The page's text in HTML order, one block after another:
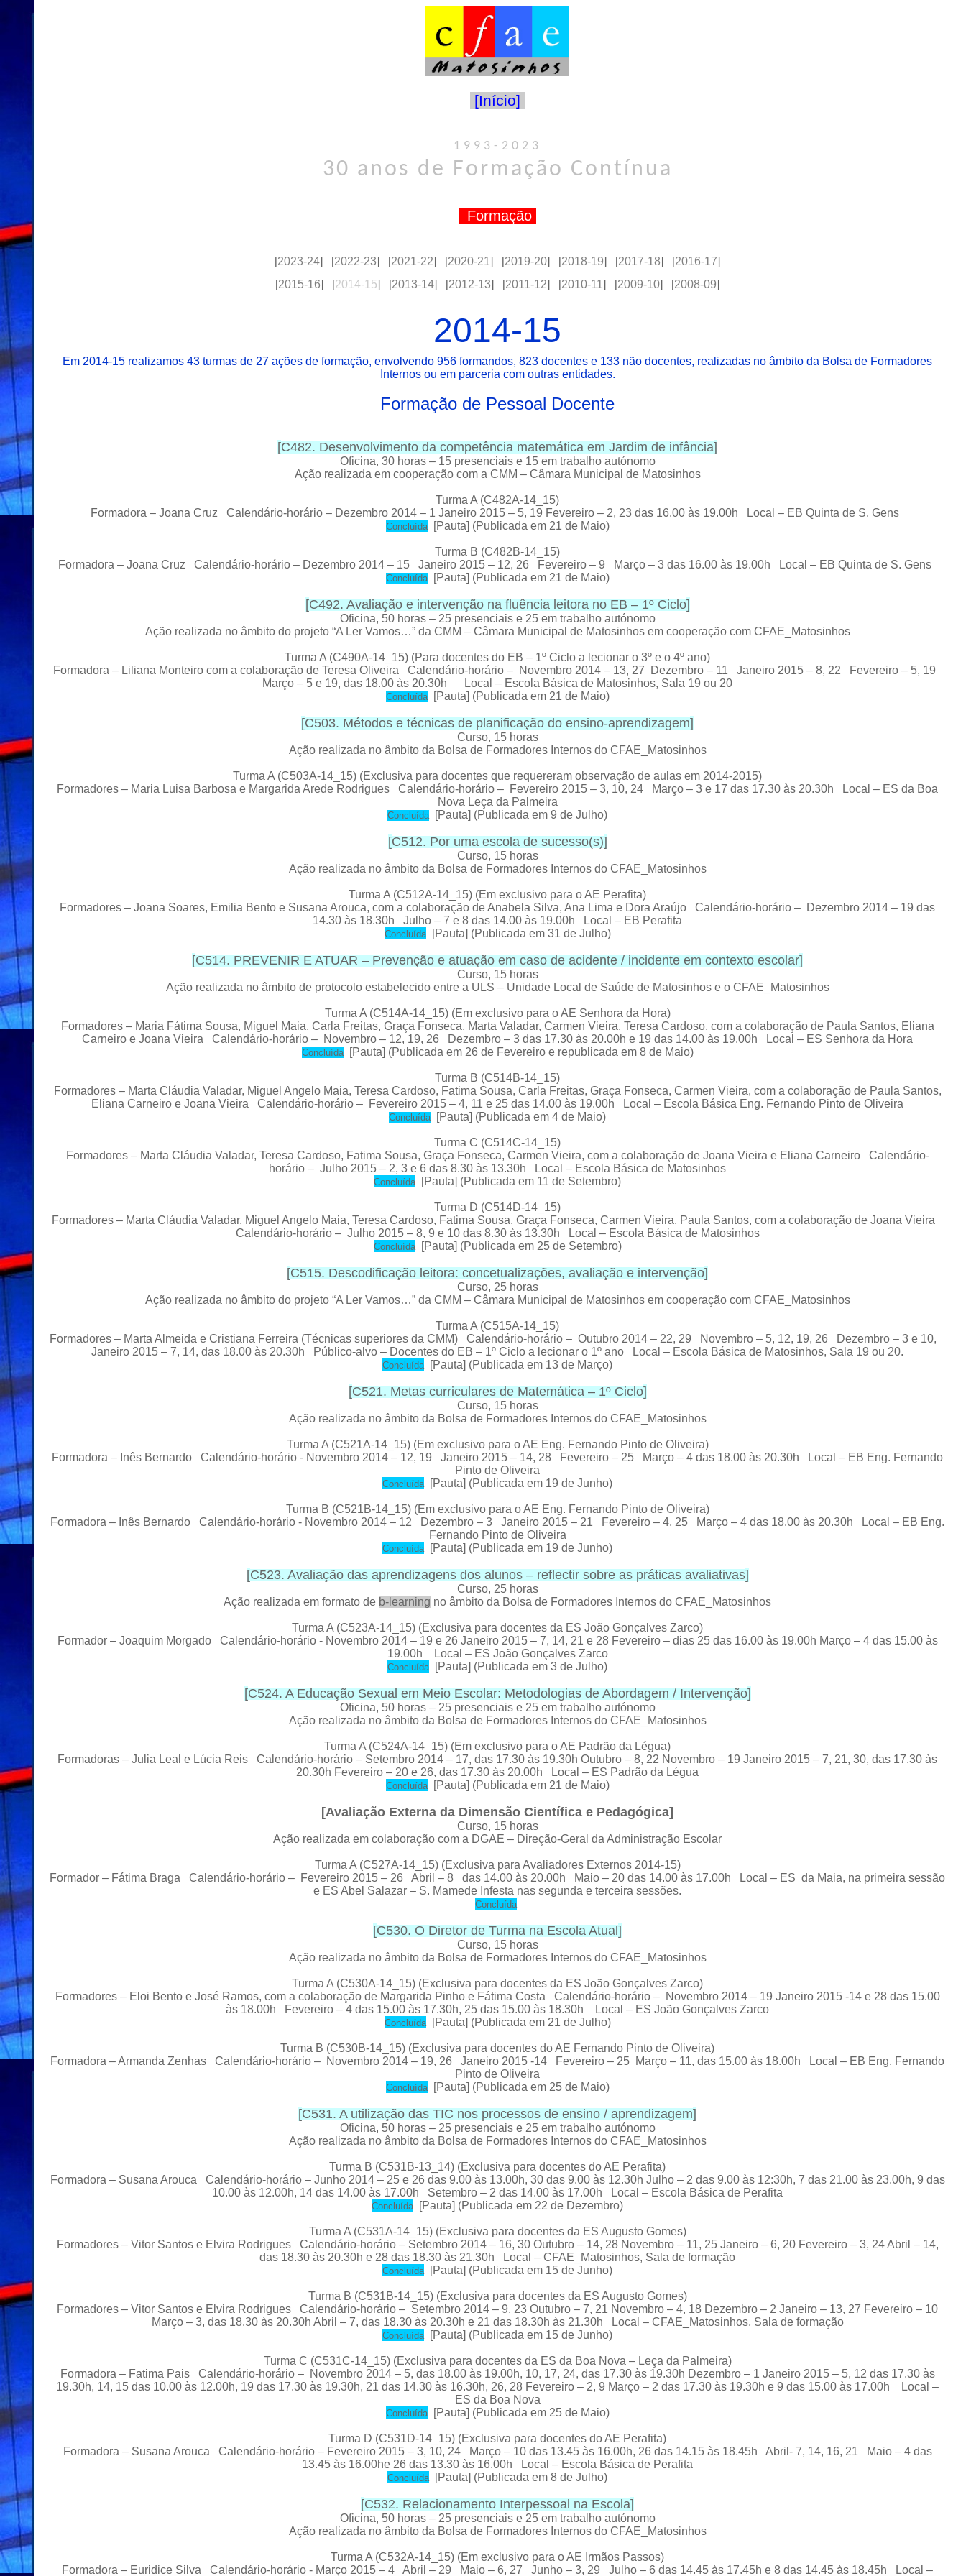
[Início]
1993-2023
30 anos de Formação Contínua
Formação
[2023-24] [2022-23] [2021-22] [2020-21] [2019-20] [2018-19] [2017-18] [2016-17]
[2015-16] [2014-15] [2013-14] [2012-13] [2011-12] [2010-11] [2009-10] [2008-09]
2014-15
Em 2014-15 realizamos 43 turmas de 27 ações de formação, envolvendo 956 formandos, 823 docentes e 133 não docentes, realizadas no âmbito da Bolsa de Formadores
Internos ou em parceria com outras entidades.
Formação de Pessoal Docente
[C482. Desenvolvimento da competência matemática em Jardim de infância]
Oficina, 30 horas– 15 presenciais e 15 em trabalho autónomo
Ação realizada em cooperação com a CMM – Câmara Municipal de Matosinhos
Turma A (C482A-14_15)
Formadora – Joana Cruz Calendário-horário – Dezembro 2014 – 1 Janeiro 2015 – 5, 19 Fevereiro – 2, 23 das 16.00 às 19.00h Local – EB Quinta de S. Gens
Concluída[Pauta] (Publicada em 21 de Maio)
Turma B (C482B-14_15)
Formadora – Joana Cruz Calendário-horário – Dezembro 2014 – 15 Janeiro 2015 – 12, 26 Fevereiro – 9 Março – 3 das 16.00 às 19.00h Local – EB Quinta de S. Gens
Concluída[Pauta] (Publicada em 21 de Maio)
[C492. Avaliação e intervenção na fluência leitora no EB – 1º Ciclo]
Oficina, 50 horas– 25 presenciais e 25 em trabalho autónomo
Ação realizada no âmbito do projeto “A Ler Vamos…” da CMM – Câmara Municipal de Matosinhos em cooperação com CFAE_Matosinhos
Turma A (C490A-14_15) (Para docentes do EB – 1º Ciclo a lecionar o 3º e o 4º ano)
Formadora – Liliana Monteiro com a colaboração de Teresa Oliveira Calendário-horário – Novembro 2014 – 13, 27 Dezembro – 11 Janeiro 2015 – 8, 22 Fevereiro – 5, 19
Março – 5 e 19, das 18.00 às 20.30h Local – Escola Básica de Matosinhos, Sala 19 ou 20
Concluída[Pauta] (Publicada em 21 de Maio)
[C503. Métodos e técnicas de planificação do ensino-aprendizagem]
Curso, 15 horas
Ação realizada no âmbito da Bolsa de Formadores Internos do CFAE_Matosinhos
Turma A (C503A-14_15) (Exclusiva para docentes que requereram observação de aulas em 2014-2015)
Formadores – Maria Luisa Barbosa e Margarida Arede Rodrigues Calendário-horário – Fevereiro 2015 – 3, 10, 24 Março – 3 e 17 das 17.30 às 20.30h Local – ES da Boa
Nova Leça da Palmeira
Concluída [Pauta] (Publicada em 9 de Julho)
[C512. Por uma escola de sucesso(s)]
Curso, 15 horas
Ação realizada no âmbito da Bolsa de Formadores Internos do CFAE_Matosinhos
Turma A (C512A-14_15) (Em exclusivo para o AE Perafita)
Formadores – Joana Soares, Emilia Bento e Susana Arouca, com a colaboração de Anabela Silva, Ana Lima e Dora Araújo Calendário-horário – Dezembro 2014 – 19 das
14.30 às 18.30h Julho – 7 e 8 das 14.00 às 19.00h Local – EB Perafita
Concluída[Pauta] (Publicada em 31 de Julho)
[C514. PREVENIR E ATUAR – Prevenção e atuação em caso de acidente / incidente em contexto escolar]
Curso, 15 horas
Ação realizada no âmbito de protocolo estabelecido entre a ULS – Unidade Local de Saúde de Matosinhos e o CFAE_Matosinhos
Turma A (C514A-14_15) (Em exclusivo para o AE Senhora da Hora)
Formadores – Maria Fátima Sousa, Miguel Maia, Carla Freitas, Graça Fonseca, Marta Valadar, Carmen Vieira, Teresa Cardoso, com a colaboração de Paula Santos, Eliana
Carneiro e Joana Vieira Calendário-horário – Novembro – 12, 19, 26 Dezembro – 3 das 17.30 às 20.00h e 19 das 14.00 às 19.00h Local – ES Senhora da Hora
Concluída[Pauta] (Publicada em 26 de Fevereiro e republicada em 8 de Maio)
Turma B (C514B-14_15)
Formadores – Marta Cláudia Valadar, Miguel Angelo Maia, Teresa Cardoso, Fatima Sousa, Carla Freitas, Graça Fonseca, Carmen Vieira, com a colaboração de Paula Santos,
Eliana Carneiro e Joana Vieira Calendário-horário – Fevereiro 2015 – 4, 11 e 25 das 14.00 às 19.00h Local – Escola Básica Eng. Fernando Pinto de Oliveira
Concluída [Pauta] (Publicada em 4 de Maio)
Turma C (C514C-14_15)
Formadores – Marta Cláudia Valadar, Teresa Cardoso, Fatima Sousa, Graça Fonseca, Carmen Vieira, com a colaboração de Joana Vieira e Eliana CarneiroCalendário-
horário – Julho 2015 – 2, 3 e 6 das 8.30 às 13.30h Local – Escola Básica de Matosinhos
Concluída [Pauta] (Publicada em 11 de Setembro)
Turma D (C514D-14_15)
Formadores – Marta Cláudia Valadar, Miguel Angelo Maia, Teresa Cardoso, Fatima Sousa, Graça Fonseca, Carmen Vieira, Paula Santos, com a colaboração de Joana Vieira
Calendário-horário – Julho 2015 – 8, 9 e 10 das 8.30 às 13.30h Local – Escola Básica de Matosinhos
Concluída[Pauta] (Publicada em 25 de Setembro)
[C515. Descodificação leitora: concetualizações, avaliação e intervenção]
Curso, 25 horas
Ação realizada no âmbito do projeto “A Ler Vamos…” da CMM – Câmara Municipal de Matosinhos em cooperação com CFAE_Matosinhos
Turma A (C515A-14_15)
Formadores – Marta Almeida e Cristiana Ferreira (Técnicas superiores da CMM) Calendário-horário – Outubro 2014 – 22, 29 Novembro – 5, 12, 19, 26 Dezembro – 3 e 10,
Janeiro 2015 – 7, 14, das 18.00 às 20.30h
Público-alvo – Docentes do EB – 1º Ciclo a lecionar o 1º ano Local – Escola Básica de Matosinhos, Sala 19 ou 20.
Concluída [Pauta] (Publicada em 13 de Março)
[C521. Metas curriculares de Matemática – 1º Ciclo]
Curso, 15 horas
Ação realizada no âmbito da Bolsa de Formadores Internos do CFAE_Matosinhos
Turma A (C521A-14_15) (Em exclusivo para o AE Eng. Fernando Pinto de Oliveira)
Formadora – Inês Bernardo Calendário-horário - Novembro 2014 – 12, 19 Janeiro 2015 – 14, 28 Fevereiro – 25 Março – 4 das 18.00 às 20.30h Local – EB Eng. Fernando
Pinto de Oliveira
Concluída [Pauta] (Publicada em 19 de Junho)
Turma B (C521B-14_15) (Em exclusivo para o AE Eng. Fernando Pinto de Oliveira)
Formadora – Inês Bernardo Calendário-horário - Novembro 2014 – 12 Dezembro – 3 Janeiro 2015 – 21 Fevereiro – 4, 25 Março – 4 das 18.00 às 20.30h Local – EB Eng.
Fernando Pinto de Oliveira
Concluída [Pauta] (Publicada em 19 de Junho)
[C523. Avaliação das aprendizagens dos alunos – reflectir sobre as práticas avaliativas]
Curso, 25 horas
Ação realizada em formato de b-learning no âmbito da Bolsa de Formadores Internos do CFAE_Matosinhos
Turma A (C523A-14_15) (Exclusiva para docentes da ES João Gonçalves Zarco)
Formador – Joaquim Morgado Calendário-horário - Novembro 2014 – 19 e 26 Janeiro 2015 – 7, 14, 21 e 28 Fevereiro – dias 25 das 16.00 às 19.00h Março – 4 das 15.00 às
19.00h Local – ES João Gonçalves Zarco
Concluída [Pauta] (Publicada em 3 de Julho)
[C524. A Educação Sexual em Meio Escolar: Metodologias de Abordagem / Intervenção]
Oficina, 50 horas – 25 presenciais e 25 em trabalho autónomo
Ação realizada no âmbito da Bolsa de Formadores Internos do CFAE_Matosinhos
Turma A (C524A-14_15) (Em exclusivo para o AE Padrão da Légua)
Formadoras – Julia Leal e Lúcia Reis Calendário-horário – Setembro 2014 – 17, das 17.30 às 19.30h Outubro – 8, 22 Novembro – 19 Janeiro 2015 – 7, 21, 30, das 17.30 às
20.30h Fevereiro – 20 e 26, das 17.30 às 20.00h Local – ES Padrão da Légua
Concluída[Pauta] (Publicada em 21 de Maio)
[Avaliação Externa da Dimensão Científica e Pedagógica]
Curso, 15 horas
Ação realizada em colaboração com a DGAE – Direção-Geral da Administração Escolar
Turma A (C527A-14_15) (Exclusiva para Avaliadores Externos 2014-15)
Formador – Fátima Braga Calendário-horário – Fevereiro 2015 – 26 Abril – 8 das 14.00 às 20.00h Maio – 20 das 14.00 às 17.00h Local – ES da Maia, na primeira sessão
e ES Abel Salazar – S. Mamede Infesta nas segunda e terceira sessões.
Concluída
[C530. O Diretor de Turma na Escola Atual ]
Curso, 15 horas
Ação realizada no âmbito da Bolsa de Formadores Internos do CFAE_Matosinhos
Turma A (C530A-14_15) (Exclusiva para docentes da ES João Gonçalves Zarco)
Formadores – Eloi Bento e José Ramos, com a colaboração de Margarida Pinho e Fátima Costa Calendário-horário – Novembro 2014 – 19 Janeiro 2015 -14 e 28 das 15.00
às 18.00h Fevereiro – 4 das 15.00 às 17.30h, 25 das 15.00 às 18.30h Local – ES João Gonçalves Zarco
Concluída[Pauta] (Publicada em 21 de Julho)
Turma B (C530B-14_15) (Exclusiva para docentes do AE Fernando Pinto de Oliveira)
Formadora – Armanda Zenhas Calendário-horário – Novembro 2014 – 19, 26 Janeiro 2015 -14 Fevereiro – 25 Março – 11, das 15.00 às 18.00h Local – EB Eng. Fernando
Pinto de Oliveira
Concluída[Pauta] (Publicada em 25 de Maio)
[C531. A utilização das TIC nos processos de ensino / aprendizagem]
Oficina, 50 horas – 25 presenciais e 25 em trabalho autónomo
Ação realizada no âmbito da Bolsa de Formadores Internos do CFAE_Matosinhos
Turma B (C531B-13_14) (Exclusiva para docentes do AE Perafita)
Formadora – Susana Arouca Calendário-horário – Junho 2014 – 25 e 26 das 9.00 às 13.00h, 30 das 9.00 às 12.30h Julho – 2 das 9.00 às 12:30h, 7 das 21.00 às 23.00h, 9 das
10.00 às 12.00h, 14 das 14.00 às 17.00h Setembro – 2 das 14.00 às 17.00h Local – Escola Básica de Perafita
Concluída [Pauta] (Publicada em 22 de Dezembro)
Turma A (C531A-14_15) (Exclusiva para docentes da ES Augusto Gomes)
Formadores – Vitor Santos e Elvira Rodrigues Calendário-horário – Setembro 2014 – 16, 30 Outubro – 14, 28 Novembro – 11, 25 Janeiro – 6, 20 Fevereiro – 3, 24 Abril – 14,
das 18.30 às 20.30h e 28 das 18.30 às 21.30h Local – CFAE_Matosinhos, Sala de formação
Concluída [Pauta] (Publicada em 15 de Junho)
Turma B (C531B-14_15) (Exclusiva para docentes da ES Augusto Gomes)
Formadores – Vitor Santos e Elvira Rodrigues Calendário-horário – Setembro 2014 – 9, 23 Outubro – 7, 21 Novembro – 4, 18 Dezembro – 2 Janeiro – 13, 27 Fevereiro – 10
Março – 3, das 18.30 às 20.30h Abril – 7, das 18.30 às 20.30h e 21 das 18.30h às 21.30h Local – CFAE_Matosinhos, Sala de formação
Concluída [Pauta] (Publicada em 15 de Junho)
Turma C (C531C-14_15) (Exclusiva para docentes da ES da Boa Nova – Leça da Palmeira)
Formadora – Fatima Pais Calendário-horário – Novembro 2014 – 5, das 18.00 às 19.00h, 10, 17, 24, das 17.30 às 19.30h Dezembro – 1 Janeiro 2015 – 5, 12 das 17.30 às
19.30h, 14, 15 das 10.00 às 12.00h, 19 das 17.30 às 19.30h, 21 das 14.30 às 16.30h, 26, 28 Fevereiro – 2, 9 Março – 2 das 17.30 às 19.30h e 9 das 15.00 às 17.00h Local –
ES da Boa Nova
Concluída[Pauta] (Publicada em 25 de Maio)
Turma D (C531D-14_15) (Exclusiva para docentes do AE Perafita)
Formadora – Susana Arouca Calendário-horário – Fevereiro 2015 – 3, 10, 24 Março – 10 das 13.45 às 16.00h, 26 das 14.15 às 18.45h Abril- 7, 14, 16, 21 Maio – 4 das
13.45 às 16.00he 26 das 13.30 às 16.00h Local – Escola Básica de Perafita
Concluída [Pauta] (Publicada em 8 de Julho)
[C532. Relacionamento Interpessoal na Escola]
Oficina, 50 horas – 25 presenciais e 25 em trabalho autónomo
Ação realizada no âmbito da Bolsa de Formadores Internos do CFAE_Matosinhos
Turma A (C532A-14_15) (Em exclusivo para o AE Irmãos Passos)
Formadora – Euridice Silva Calendário-horário - Março 2015 – 4 Abril – 29 Maio – 6, 27 Junho – 3, 29 Julho – 6 das 14.45 às 17.45h e 8 das 14.45 às 18.45h Local –